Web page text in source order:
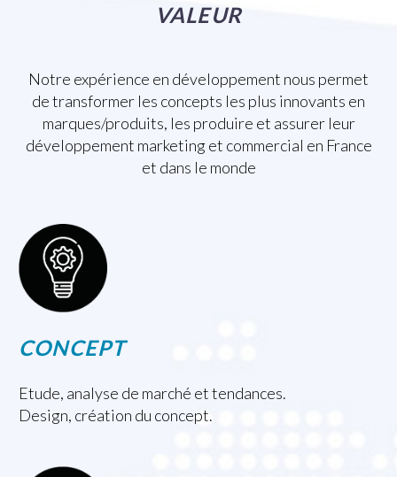
VALEUR
Notre expérience en développement nous permet
de transformer les concepts les plus innovants en
marques/produits, les produire et assurer leur
développement marketing et commercial en France
et dans le monde
CONCEPT
Etude, analyse de marché et tendances.
Design, création du concept.